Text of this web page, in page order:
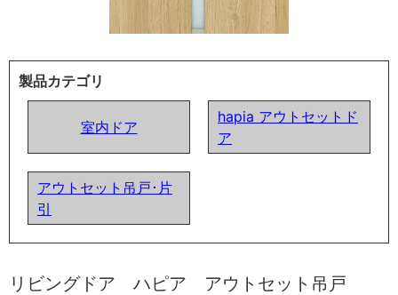
製品カテゴリ
室内ドア
hapia アウトセットド
ア
アウトセット吊戸･片
引
リビングドア ハピア アウトセット吊戸